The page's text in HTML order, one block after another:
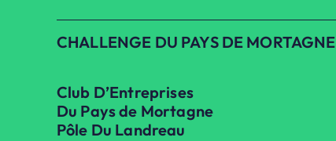
CHALLENGE DU PAYS DE MORTAGNE
Club D’Entreprises
Du Pays de Mortagne
Pôle Du Landreau